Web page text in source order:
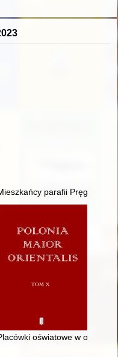
w Królestwie
parafii Pręgowo w
członków
oświatowe w obozie